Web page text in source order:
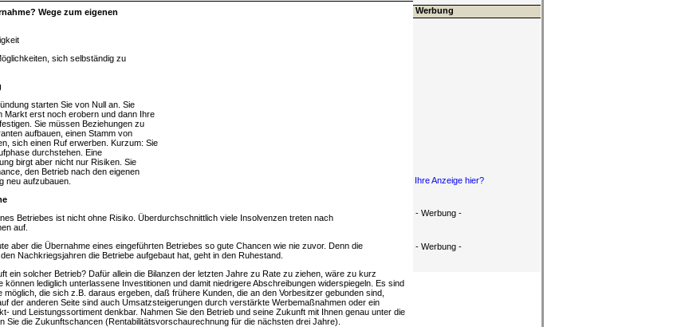
Wege zum eigenen
sich selbständig zu
starten Sie von Null an. Sie
Markt erst noch erobern und dann Ihre
Sie müssen Beziehungen zu
aufbauen, einen Stamm von
sich einen Ruf erwerben. Kurzum: Sie
durchstehen. Eine
birgt aber nicht nur Risiken. Sie
den Betrieb nach den eigenen
neu aufzubauen.
Betriebes ist nicht ohne Risiko. Überdurchschnittlich viele Insolvenzen treten nach
auf.
aber die Übernahme eines eingeführten Betriebes so gute Chancen wie nie zuvor. Denn die
Nachkriegsjahren die Betriebe aufgebaut hat, geht in den Ruhestand.
ein solcher Betrieb? Dafür allein die Bilanzen der letzten Jahre zu Rate zu ziehen, wäre zu kurz
können lediglich unterlassene Investitionen und damit niedrigere Abschreibungen widerspiegeln. Es sind
die sich z.B. daraus ergeben, daß frühere Kunden, die an den Vorbesitzer gebunden sind,
der anderen Seite sind auch Umsatzsteigerungen durch verstärkte Werbemaßnahmen oder ein
und Leistungssortiment denkbar. Nahmen Sie den Betrieb und seine Zukunft mit Ihnen genau unter die
Sie die Zukunftschancen (Rentabilitätsvorschaurechnung für die nächsten drei Jahre).
Werbung
Ihre Anzeige hier?
- Werbung -
- Werbung -